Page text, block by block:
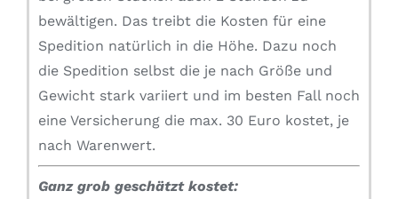
bewältigen. Das treibt die Kosten für eine
Spedition natürlich in die Höhe. Dazu noch
die Spedition selbst die je nach Größe und
Gewicht stark variiert und im besten Fall noch
eine Versicherung die max. 30 Euro kostet, je
nach Warenwert.
Ganz grob geschätzt kostet: